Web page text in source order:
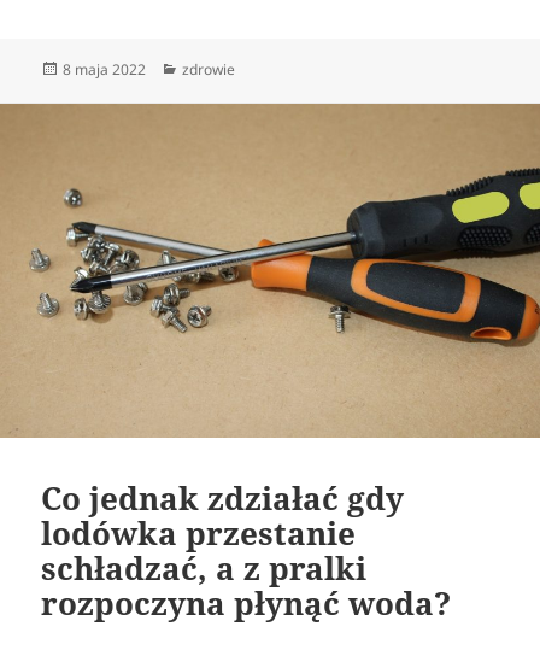
Data
8 maja 2022 Kategorie
zdrowie
Co jednak zdziałać gdy
lodówka przestanie
schładzać, a z pralki
rozpoczyna płynąć woda?